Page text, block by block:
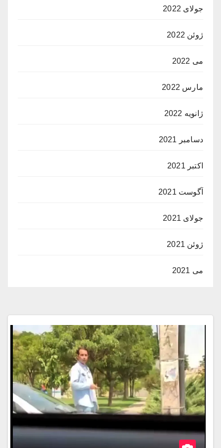
جولای 2022
ژوئن 2022
می 2022
مارس 2022
ژانویه 2022
دسامبر 2021
اکتبر 2021
آگوست 2021
جولای 2021
ژوئن 2021
می 2021